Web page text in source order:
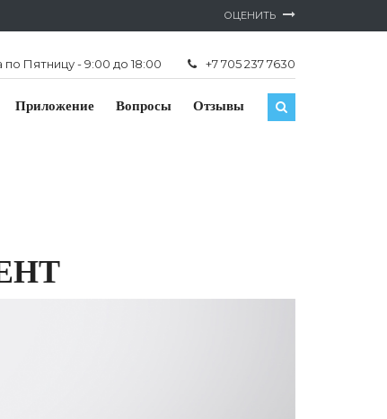
ОЦЕНИТЬ
Пятницу - 9:00 до 18:00 +7 705 237 7630
Приложение Вопросы Отзывы